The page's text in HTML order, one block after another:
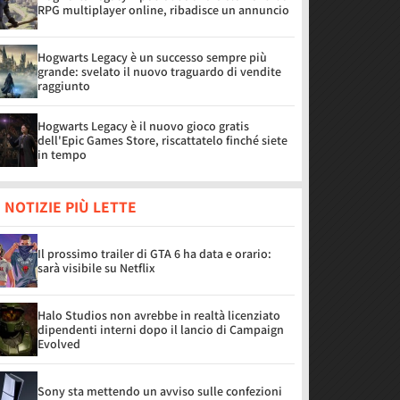
RPG multiplayer online, ribadisce un annuncio
Hogwarts Legacy è un successo sempre più
grande: svelato il nuovo traguardo di vendite
raggiunto
Hogwarts Legacy è il nuovo gioco gratis
dell'Epic Games Store, riscattatelo finché siete
in tempo
NOTIZIE PIÙ LETTE
Il prossimo trailer di GTA 6 ha data e orario:
sarà visibile su Netflix
Halo Studios non avrebbe in realtà licenziato
dipendenti interni dopo il lancio di Campaign
Evolved
Sony sta mettendo un avviso sulle confezioni